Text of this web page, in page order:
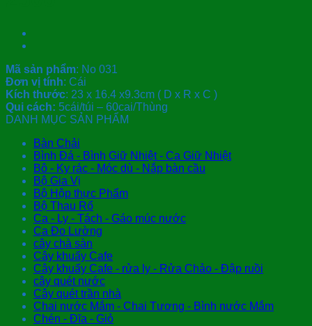
Mã sản phẩm: No 031
Đơn vị tính: Cái
Kích thước: 23 x 16.4 x9.3cm ( D x R x C )
Qui cách: 5cái/túi – 60cai/Thùng
DANH MỤC SẢN PHẨM
Bàn Chải
Bình Đá - Bình Giữ Nhiệt - Ca Giữ Nhiệt
Bô - Ky rác - Móc dù - Nắp bàn cầu
Bộ Gia Vị
Bộ Hộp thực Phẩm
Bộ Thau Rổ
Ca - Ly - Tách - Gáo múc nước
Ca Đo Lường
cây chà sàn
Cây khuấy Cafe
Cây khuấy Cafe - rửa ly - Rửa Chảo - Đập ruồi
cây quét nước
Cây quét trần nhà
Chai nước Mắm - Chai Tương - Bình nước Mắm
Chén - Đĩa - Giỏ